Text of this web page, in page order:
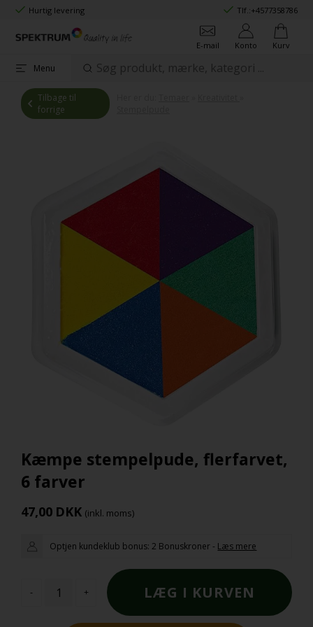
Hurtig levering Tlf.:+4577358786
E-mail Konto Kurv
Menu
Tilbage til
forrige
Kæmpe stempelpude, flerfarvet,
6 farver
47,00 DKK (inkl. moms)
Optjen kundeklub bonus:2 Bonuskroner - Læs mere
- +